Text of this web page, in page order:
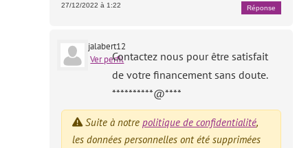
27/12/2022 à 1:22 Réponse
jalabert12
Ver perfilContactez nous pour être satisfait
de votre financement sans doute.
**********@****
Suite à notrepolitique de confidentialité,
les données personnelles ont été supprimées